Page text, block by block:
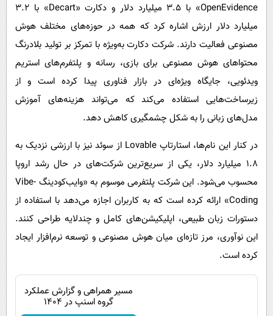
OpenEvidence» با ۳.۵ میلیارد دلار و دکارت «Decart» با ۳.۲
میلیارد دلار ارزش اشاره کرد که همه در حوزه‌های مختلف هوش
مصنوعی فعالیت دارند. شرکت دکارت به‌ویژه با تمرکز بر تولید بلادرنگ
محتواهای هوش مصنوعی برای بازی، رسانه و پلتفرم‌های استریم
ویدئویی، جایگاه ویژه‌ای در بازار فناوری پیدا کرده است و از
زیرساخت‌هایی استفاده می‌کند که می‌تواند هزینه‌های آموزش
مدل‌های زبانی را به شکل چشمگیری کاهش دهد.
در کنار این نام‌ها، استارتاپ Lovable از سوئد نیز با ارزشی نزدیک به
۱.۸ میلیارد دلار، یکی از سریع‌ترین شرکت‌های در حال رشد اروپا
محسوب می‌شود. این شرکت پلتفرمی موسوم به «وایب‌کودینگ Vibe-
Coding» ارائه کرده است که به کاربران اجازه می‌دهد با استفاده از
دستورات زبان طبیعی، اپلیکیشن‌های کامل و چندلایه طراحی کنند.
این نوآوری، مرز تازه‌ای میان هوش مصنوعی و توسعه نرم‌افزار ایجاد
کرده است.
مسیر همراهی و گزارش عملکرد
گروه اسنپ در ۱۴۰۴